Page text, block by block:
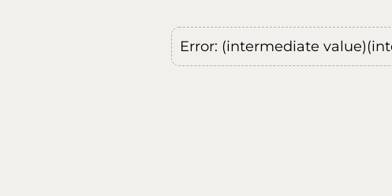
Error: (intermediate